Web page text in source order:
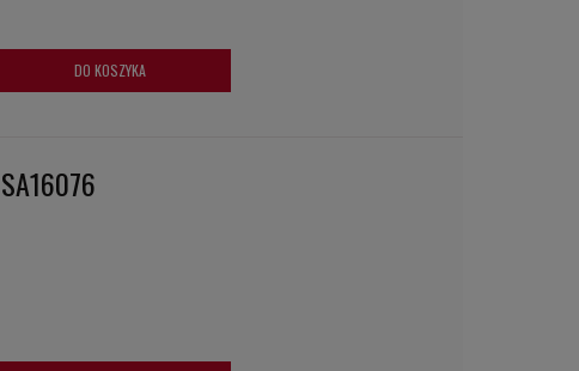
DO KOSZYKA